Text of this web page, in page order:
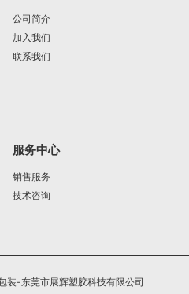
公司简介
加入我们
联系我们
服务中心
销售服务
技术咨询
装-东莞市展辉塑胶科技有限公司